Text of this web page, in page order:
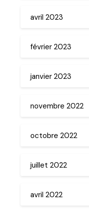
avril 2023
février 2023
janvier 2023
novembre 2022
octobre 2022
juillet 2022
avril 2022